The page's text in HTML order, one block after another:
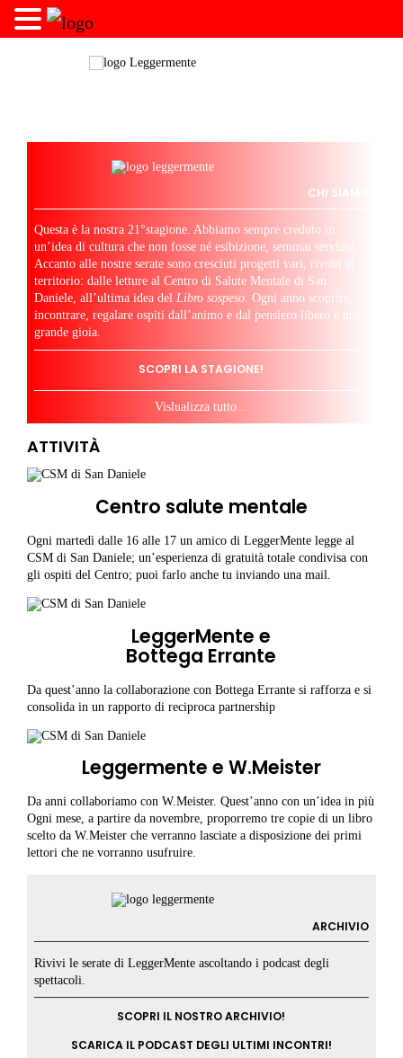
CHI SIAMO
Questa è la nostra 21°stagione. Abbiamo sempre creduto in
un’idea di cultura che non fosse né esibizione, semmai servizio.
Accanto alle nostre serate sono cresciuti progetti vari, rivolti al
territorio: dalle letture al Centro di Salute Mentale di San
Daniele, all’ultima idea delLibro sospeso. Ogni anno scoprire,
incontrare, regalare ospiti dall’animo e dal pensiero libero è una
grande gioia.
SCOPRI LA STAGIONE!
Vislualizza tutto...
ATTIVITÀ
Centro salute mentale
Ogni martedì dalle 16 alle 17 un amico di LeggerMente legge al
CSM di San Daniele; un’esperienza di gratuità totale condivisa con
gli ospiti del Centro; puoi farlo anche tu inviando una mail.
LeggerMente e
Bottega Errante
Da quest’anno la collaborazione con Bottega Errante si rafforza e si
consolida in un rapporto di reciproca partnership
Leggermente e W.Meister
Da anni collaboriamo con W.Meister. Quest’anno con un’idea in più
Ogni mese, a partire da novembre, proporremo tre copie di un libro
scelto da W.Meister che verranno lasciate a disposizione dei primi
lettori che ne vorranno usufruire.
ARCHIVIO
Rivivi le serate di LeggerMente ascoltando i podcast degli
spettacoli.
SCOPRI IL NOSTRO ARCHIVIO!
SCARICA IL PODCAST DEGLI ULTIMI INCONTRI!